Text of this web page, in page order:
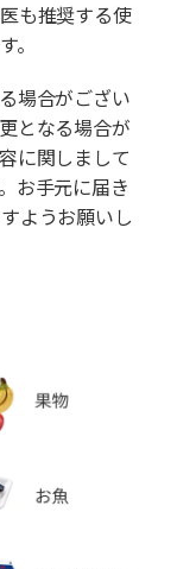
も推奨する使
。
場合がござい
となる場合が
に関しまして
お手元に届き
ようお願いし